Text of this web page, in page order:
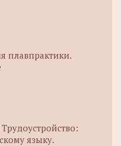
плавпрактики.
языку.